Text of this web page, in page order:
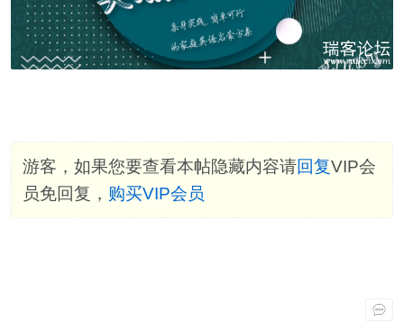
游客，如果您要查看本帖隐藏内容请回复VIP会
员免回复， 购买VIP会员